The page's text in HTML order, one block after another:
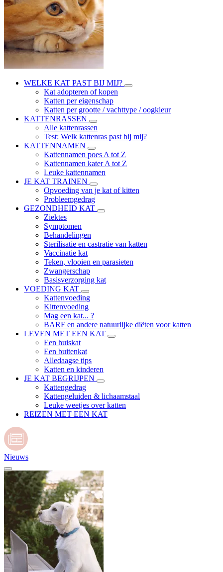
WELKE KAT PAST BIJ MIJ?
Kat adopteren of kopen
Katten per eigenschap
Katten per grootte / vachttype / oogkleur
KATTENRASSEN
Alle kattenrassen
Test: Welk kattenras past bij mij?
KATTENNAMEN
Kattennamen poes A tot Z
Kattennamen kater A tot Z
Leuke kattennamen
JE KAT TRAINEN
Opvoeding van je kat of kitten
Probleemgedrag
GEZONDHEID KAT
Ziektes
Symptomen
Behandelingen
Sterilisatie en castratie van katten
Vaccinatie kat
Teken, vlooien en parasieten
Zwangerschap
Basisverzorging kat
VOEDING KAT
Kattenvoeding
Kittenvoeding
Mag een kat... ?
BARF en andere natuurlijke diëten voor katten
LEVEN MET EEN KAT
Een huiskat
Een buitenkat
Alledaagse tips
Katten en kinderen
JE KAT BEGRIJPEN
Kattengedrag
Kattengeluiden & lichaamstaal
Leuke weetjes over katten
REIZEN MET EEN KAT
Nieuws